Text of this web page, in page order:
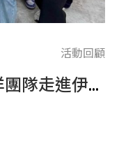
活動回顧
傳遞溫暖陪伴力量！生洋團隊走進伊甸基金會，攜手身障朋友們挑戰體適能運動